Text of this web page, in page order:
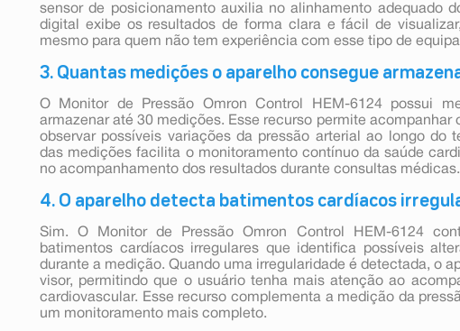
sensor de posicionamento auxilia no alinhamento adequado
digital exibe os resultados de forma clara e fácil de
mesmo para quem não tem experiência com esse tipo de
3. Quantas medições o aparelho consegue
O Monitor de Pressão Omron Control HEM-6124 possui
armazenar até 30 medições. Esse recurso permite acompanhar
observar possíveis variações da pressão arterial ao longo do
das medições facilita o monitoramento contínuo da saúde
no acompanhamento dos resultados durante consultas médicas.
4. O aparelho detecta batimentos cardíacos
Sim. O Monitor de Pressão Omron Control HEM-6124
batimentos cardíacos irregulares que identifica possíveis
durante a medição. Quando uma irregularidade é detectada, o
visor, permitindo que o usuário tenha mais atenção ao
cardiovascular. Esse recurso complementa a medição da
um monitoramento mais completo.